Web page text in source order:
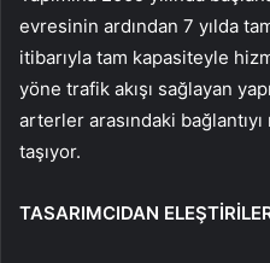
evresinin ardından 7 yılda
itibarıyla tam kapasiteyle
yöne trafik akışı sağlayan
arterler arasındaki
taşıyor.
TASARIMCIDAN